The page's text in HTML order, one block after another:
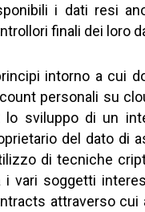
i dati resi
finali dei loro
intorno a cui
personali su
lo sviluppo di un
del dato di
di tecniche
i vari soggetti
attraverso cui